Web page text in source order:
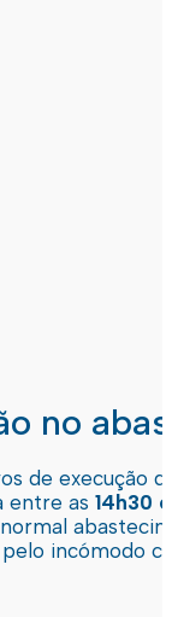
no
de execução
entre as 14h30
incómodo